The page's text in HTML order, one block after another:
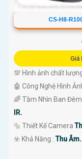
CS-H8-
Giá
💯 Hình ảnh chất
🤖️ Công Nghệ Hình
🌈 Tầm Nhìn Ban Đêm
IR.
🔩 Thiết Kế Camera
️☣️ Khả Năng :Thu Âm.